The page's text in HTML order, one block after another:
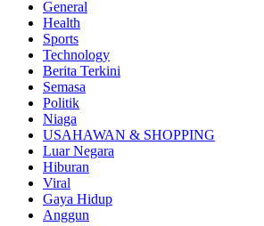
General
Health
Sports
Technology
Berita Terkini
Semasa
Politik
Niaga
USAHAWAN & SHOPPING
Luar Negara
Hiburan
Viral
Gaya Hidup
Anggun